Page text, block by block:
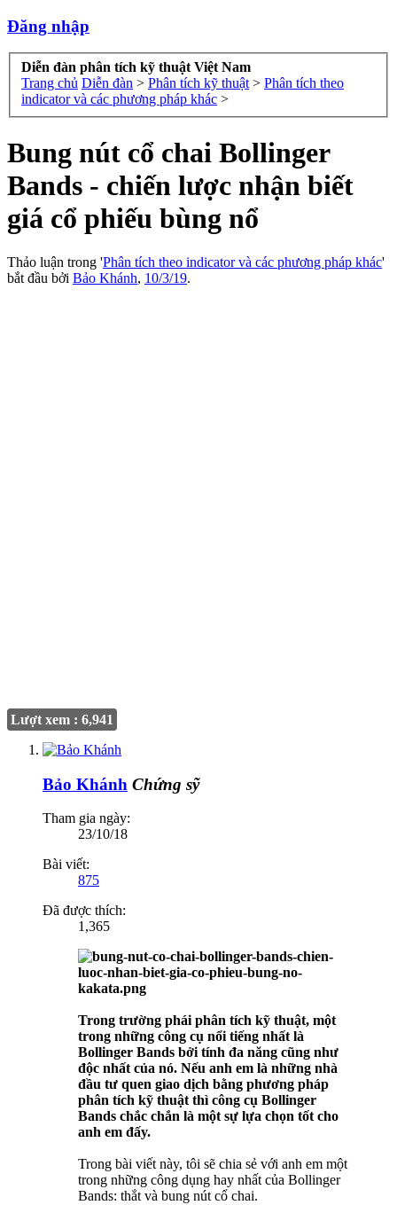
Đăng nhập
Diễn đàn phân tích kỹ thuật Việt Nam
Trang chủ Diễn đàn > Phân tích kỹ thuật > Phân tích theo
indicator và các phương pháp khác >
Bung nút cổ chai Bollinger
Bands - chiến lược nhận biết
giá cổ phiếu bùng nổ
Thảo luận trong 'Phân tích theo indicator và các phương pháp khác'
bắt đầu bởi Bảo Khánh, 10/3/19.
Lượt xem : 6,941
Bảo Khánh Chứng sỹ
Tham gia ngày:
23/10/18
Bài viết:
875
Đã được thích:
1,365
Trong trường phái phân tích kỹ thuật, một
trong những công cụ nổi tiếng nhất là
Bollinger Bands bởi tính đa năng cũng như
độc nhất của nó. Nếu anh em là những nhà
đầu tư quen giao dịch bằng phương pháp
phân tích kỹ thuật thì công cụ Bollinger
Bands chắc chắn là một sự lựa chọn tốt cho
anh em đấy.
Trong bài viết này, tôi sẽ chia sẻ với anh em một
trong những công dụng hay nhất của Bollinger
Bands: thắt và bung nút cổ chai.